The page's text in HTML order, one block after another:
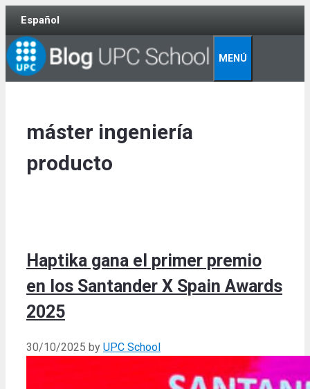
Skip
content
Español
MENÚ
máster ingeniería
producto
Haptika gana el primer premio
en los Santander X Spain Awards
2025
30/10/2025 by UPC School